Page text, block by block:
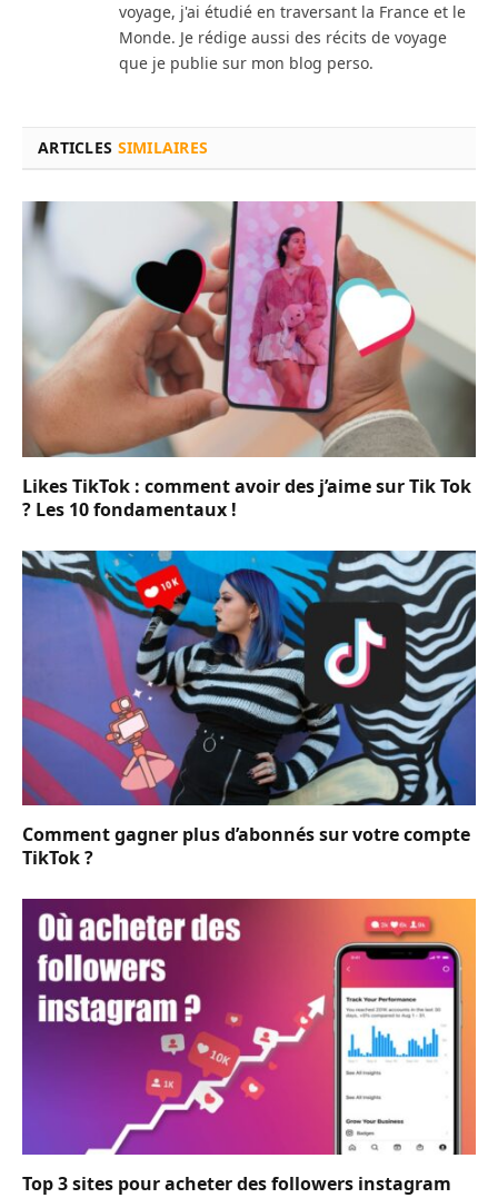
voyage, j'ai étudié en traversant la France et le
Monde. Je rédige aussi des récits de voyage
que je publie sur mon blog perso.
ARTICLES SIMILAIRES
Likes TikTok : comment avoir des j’aime sur Tik Tok
? Les 10 fondamentaux !
Comment gagner plus d’abonnés sur votre compte
TikTok ?
Top 3 sites pour acheter des followers instagram